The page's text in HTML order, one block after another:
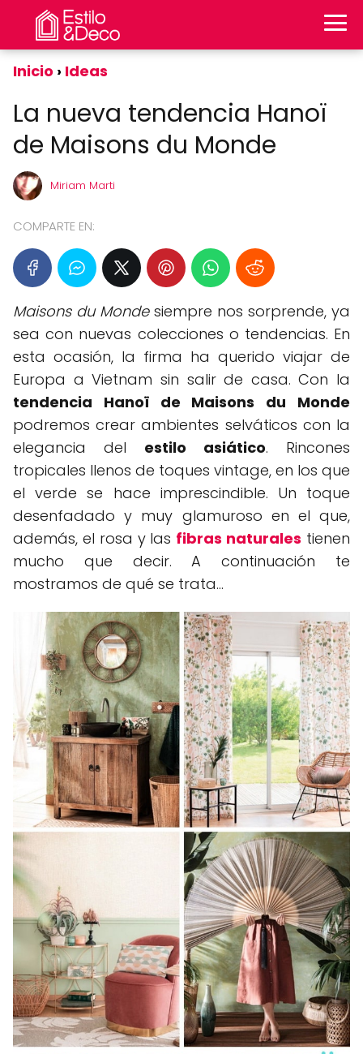
Inicio Ideas
La nueva tendencia Hanoï
de Maisons du Monde
Miriam Marti
COMPARTE EN:
Maisons du Mondesiempre nos sorprende, ya
sea con nuevas colecciones o tendencias. En
esta ocasión, la firma ha querido viajar de
Europa a Vietnam sin salir de casa. Con la
tendencia Hanoï de Maisons du Monde
podremos crear ambientes selváticos con la
elegancia del estilo asiático. Rincones
tropicales llenos de toques vintage, en los que
el verde se hace imprescindible. Un toque
desenfadado y muy glamuroso en el que,
además, el rosa y las fibras naturales tienen
mucho que decir. A continuación te
mostramos de qué se trata...